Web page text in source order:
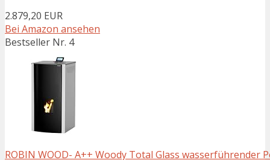
2.879,20 EUR
Bei Amazon ansehen
Bestseller Nr. 4
ROBIN WOOD- A++ Woody Total Glass wasserführender